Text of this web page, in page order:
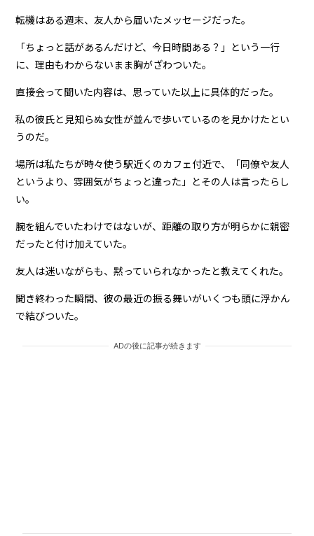
転機はある週末、友人から届いたメッセージだった。
「ちょっと話があるんだけど、今日時間ある？」という一行
に、理由もわからないまま胸がざわついた。
直接会って聞いた内容は、思っていた以上に具体的だった。
私の彼氏と見知らぬ女性が並んで歩いているのを見かけたとい
うのだ。
場所は私たちが時々使う駅近くのカフェ付近で、「同僚や友人
というより、雰囲気がちょっと違った」とその人は言ったらし
い。
腕を組んでいたわけではないが、距離の取り方が明らかに親密
だったと付け加えていた。
友人は迷いながらも、黙っていられなかったと教えてくれた。
聞き終わった瞬間、彼の最近の振る舞いがいくつも頭に浮かん
で結びついた。
ADの後に記事が続きます